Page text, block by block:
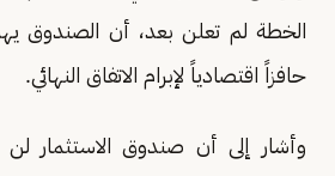
الخطة لم تعلن بعد، أن الصندوق
حافزاً ​اقتصادياً لإبرام الاتفاق النهائي.
وأشار إلى أن صندوق الاستثمار لن